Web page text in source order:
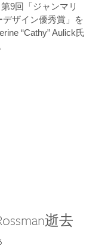
9回「ジャンマリ
ザイン優秀賞」を
“Cathy” Aulick氏
逝去